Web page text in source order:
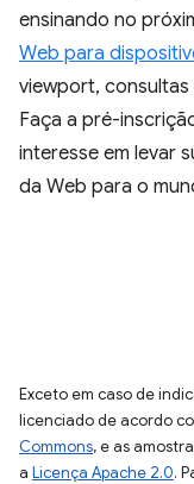
ensinando no
Web para
viewport,
Faça a pré-
interesse em levar
da Web para o
Exceto em caso de
licenciado de acordo
Commons, e as
a Licença Apache 2.0.